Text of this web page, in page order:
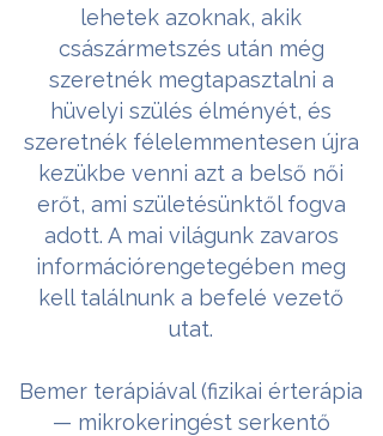
lehetek azoknak, akik
császármetszés után még
szeretnék megtapasztalni a
hüvelyi szülés élményét, és
szeretnék félelemmentesen újra
kezükbe venni azt a belső női
erőt, ami születésünktől fogva
adott. A mai világunk zavaros
információrengetegében meg
kell találnunk a befelé vezető
utat.
Bemer terápiával (fizikai érterápia
— mikrokeringést serkentő